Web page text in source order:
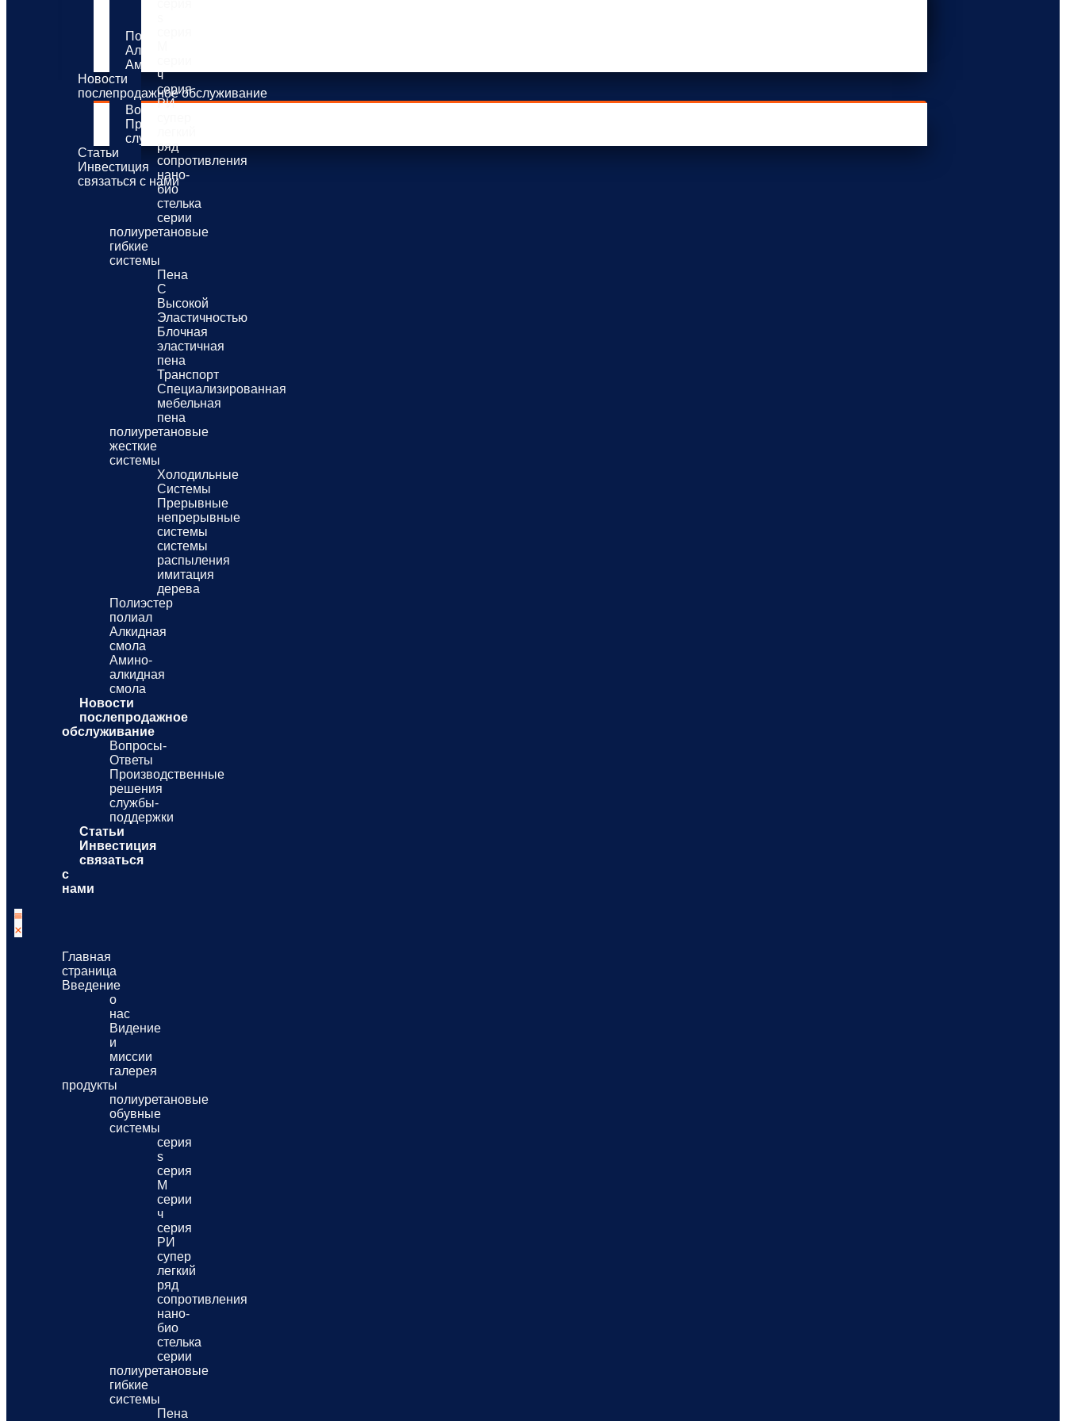
Полиэстер полиал
Алкидная смола
Амино-алкидная смола
Новости
послепродажное обслуживание
Вопросы-Ответы
Производственные решения
службы-поддержки
Статьи
Инвестиция
связаться с нами
ч
серия
РИ
ряд
сопротивления
нано-
био
стелька
серии
полиуретановые
гибкие
системы
Пена
С
Высокой
Эластичностью
Блочная
эластичная
пена
Транспорт
Специализированная
мебельная
пена
полиуретановые
жесткие
системы
Холодильные
Системы
Прерывные
непрерывные
системы
системы
распыления
имитация
дерева
Полиэстер
полиал
Алкидная
смола
Амино-
алкидная
смола
Новости
послепродажное
обслуживание
Вопросы-
Ответы
Производственные
решения
службы-
поддержки
Статьи
Инвестиция
связаться
с
нами
Главная
страница
Введение
о
нас
Видение
и
миссии
галерея
продукты
полиуретановые
обувные
системы
серия
s
серия
M
серии
ч
серия
РИ
супер
легкий
ряд
сопротивления
нано-
био
стелька
серии
полиуретановые
гибкие
системы
Пена